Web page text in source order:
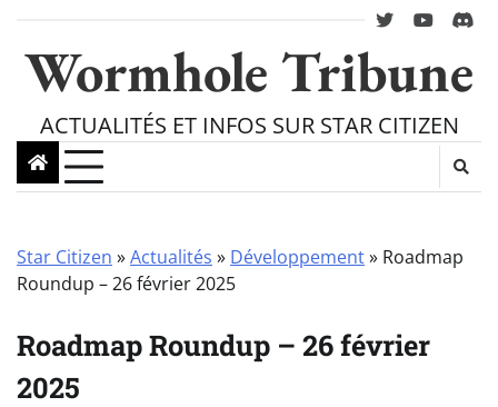
content
twitteryoutube
Wormhole Tribune
ACTUALITÉS ET INFOS SUR STAR CITIZEN
Star Citizen »Actualités » Développement» Roadmap
Roundup – 26 février 2025
Roadmap Roundup – 26 février
2025